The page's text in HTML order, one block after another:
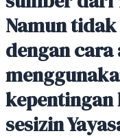
Namun
dengan cara
sesizin